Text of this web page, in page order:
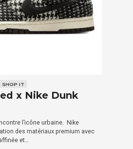
SHOP IT
x Nike Dunk
l’icône urbaine. Nike
des matériaux premium avec
et…